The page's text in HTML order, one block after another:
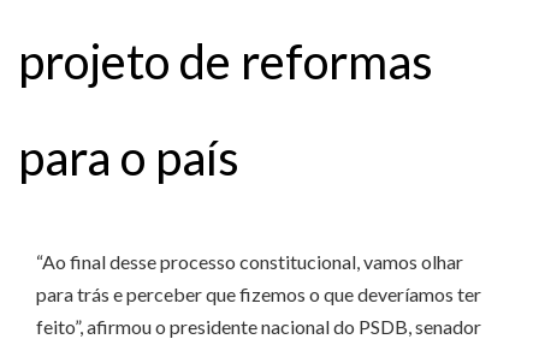
projeto de reformas
para o país
“Ao final desse processo constitucional, vamos olhar
para trás e perceber que fizemos o que deveríamos ter
feito”, afirmou o presidente nacional do PSDB, senador